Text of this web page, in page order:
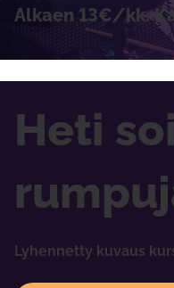
Alkaen 13€/kk.
Heti
Lyhennetty kuvaus